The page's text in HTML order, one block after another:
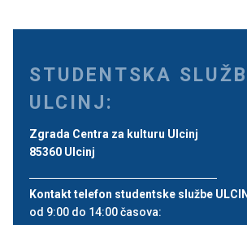
STUDENTSKA
ULCINJ:
Zgrada Centra za kulturu Ulcinj
85360 Ulcinj
Kontakt telefon studentske službe
od 9:00 do 14:00 časova: